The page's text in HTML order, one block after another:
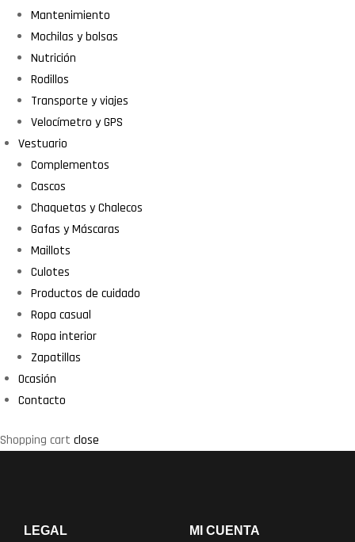
Mantenimiento
Mochilas y bolsas
Nutrición
Rodillos
Transporte y viajes
Velocímetro y GPS
Vestuario
Complementos
Cascos
Chaquetas y Chalecos
Gafas y Máscaras
Maillots
Culotes
Productos de cuidado
Ropa casual
Ropa interior
Zapatillas
Ocasión
Contacto
Shopping cart close
LEGAL MI CUENTA